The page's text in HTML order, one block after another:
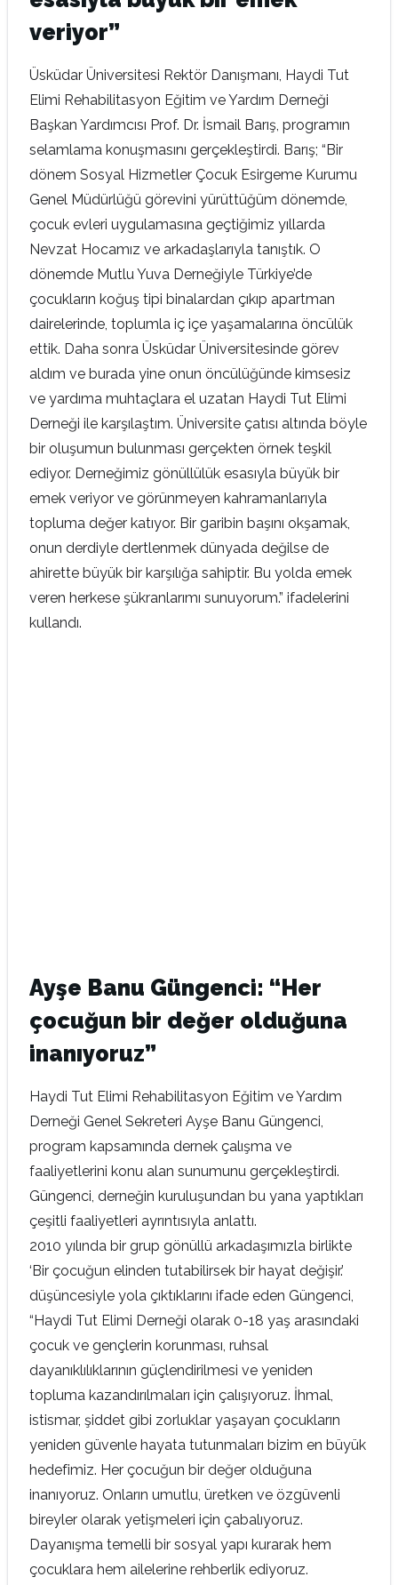
veriyor”
Üsküdar Üniversitesi Rektör Danışmanı, Haydi Tut
Elimi Rehabilitasyon Eğitim ve Yardım Derneği
Başkan Yardımcısı Prof. Dr. İsmail Barış, programın
selamlama konuşmasını gerçekleştirdi. Barış; “Bir
dönem Sosyal Hizmetler Çocuk Esirgeme Kurumu
Genel Müdürlüğü görevini yürüttüğüm dönemde,
çocuk evleri uygulamasına geçtiğimiz yıllarda
Nevzat Hocamız ve arkadaşlarıyla tanıştık. O
dönemde Mutlu Yuva Derneğiyle Türkiye’de
çocukların koğuş tipi binalardan çıkıp apartman
dairelerinde, toplumla iç içe yaşamalarına öncülük
ettik. Daha sonra Üsküdar Üniversitesinde görev
aldım ve burada yine onun öncülüğünde kimsesiz
ve yardıma muhtaçlara el uzatan Haydi Tut Elimi
Derneği ile karşılaştım. Üniversite çatısı altında böyle
bir oluşumun bulunması gerçekten örnek teşkil
ediyor. Derneğimiz gönüllülük esasıyla büyük bir
emek veriyor ve görünmeyen kahramanlarıyla
topluma değer katıyor. Bir garibin başını okşamak,
onun derdiyle dertlenmek dünyada değilse de
ahirette büyük bir karşılığa sahiptir. Bu yolda emek
veren herkese şükranlarımı sunuyorum.” ifadelerini
kullandı.
Ayşe Banu Güngenci: “Her
çocuğun bir değer olduğuna
inanıyoruz”
Haydi Tut Elimi Rehabilitasyon Eğitim ve Yardım
Derneği Genel Sekreteri Ayşe Banu Güngenci,
program kapsamında dernek çalışma ve
faaliyetlerini konu alan sunumunu gerçekleştirdi.
Güngenci, derneğin kuruluşundan bu yana yaptıkları
çeşitli faaliyetleri ayrıntısıyla anlattı.
2010 yılında bir grup gönüllü arkadaşımızla birlikte
‘Bir çocuğun elinden tutabilirsek bir hayat değişir.’
düşüncesiyle yola çıktıklarını ifade eden Güngenci,
“Haydi Tut Elimi Derneği olarak 0-18 yaş arasındaki
çocuk ve gençlerin korunması, ruhsal
dayanıklılıklarının güçlendirilmesi ve yeniden
topluma kazandırılmaları için çalışıyoruz. İhmal,
istismar, şiddet gibi zorluklar yaşayan çocukların
yeniden güvenle hayata tutunmaları bizim en büyük
hedefimiz. Her çocuğun bir değer olduğuna
inanıyoruz. Onların umutlu, üretken ve özgüvenli
bireyler olarak yetişmeleri için çabalıyoruz.
Dayanışma temelli bir sosyal yapı kurarak hem
çocuklara hem ailelerine rehberlik ediyoruz.